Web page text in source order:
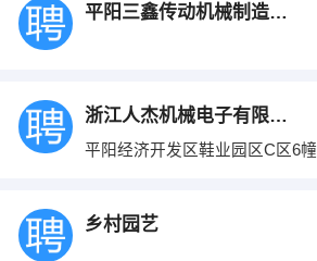
平阳三鑫传动机械制造有限公司
浙江人杰机械电子有限公司
平阳经济开发区鞋业园区C区6幢
乡村园艺